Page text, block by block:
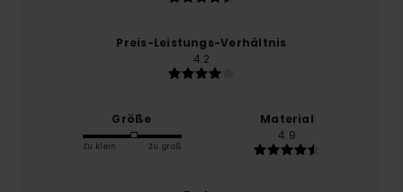
Preis-Leistungs-Verhältnis
4.2
Größe
Zu klein Zu groß
Material
4.9